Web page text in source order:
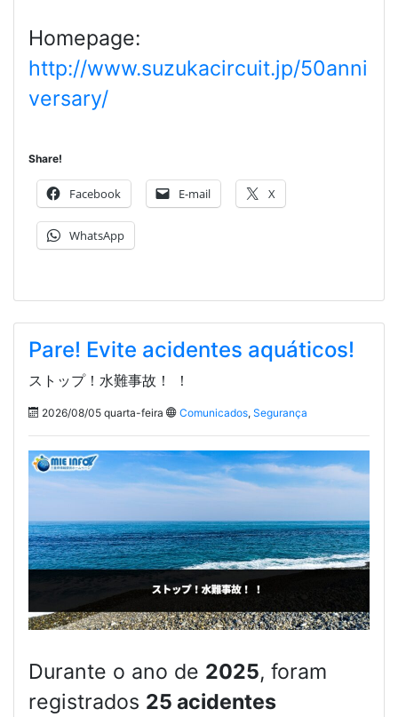
Homepage:
http://www.suzukacircuit.jp/50anni
versary/
Share!
Facebook E-mail X
WhatsApp
Pare! Evite acidentes aquáticos!
ストップ！水難事故！ ！
2026/08/05 quarta-feira Comunicados, Segurança
Durante o ano de 2025, foram
registrados 25 acidentes